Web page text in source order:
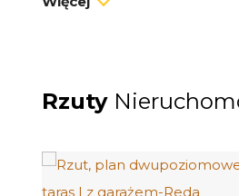
odmalowany i odświeżony
Widok na las z tarasu oraz
Funkcjonalny układz 2
Rzuty